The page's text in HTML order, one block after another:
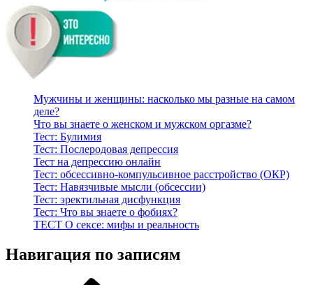
Мужчины и женщины: насколько мы разные на самом
деле?
Что вы знаете о женском и мужском оргазме?
Тест: Булимия
Тест: Послеродовая депрессия
Тест на депрессию онлайн
Тест: обсессивно-компульсивное расстройство (ОКР)
Тест: Навязчивые мысли (обсессии)
Тест: эректильная дисфункция
Тест: Что вы знаете о фобиях?
ТЕСТ О сексе: мифы и реальность
Навигация по записям